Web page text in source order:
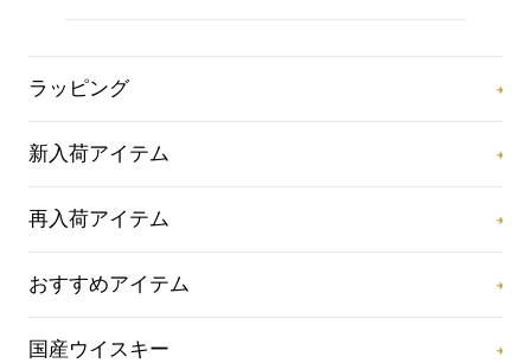
ラッピング
新入荷アイテム
再入荷アイテム
おすすめアイテム
国産ウイスキー